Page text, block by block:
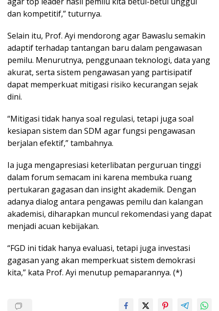
dan kompetitif,” tuturnya.
Selain itu, Prof. Ayi mendorong agar Bawaslu semakin
adaptif terhadap tantangan baru dalam pengawasan
pemilu. Menurutnya, penggunaan teknologi, data yang
akurat, serta sistem pengawasan yang partisipatif
dapat memperkuat mitigasi risiko kecurangan sejak
dini.
“Mitigasi tidak hanya soal regulasi, tetapi juga soal
kesiapan sistem dan SDM agar fungsi pengawasan
berjalan efektif,” tambahnya.
Ia juga mengapresiasi keterlibatan perguruan tinggi
dalam forum semacam ini karena membuka ruang
pertukaran gagasan dan insight akademik. Dengan
adanya dialog antara pengawas pemilu dan kalangan
akademisi, diharapkan muncul rekomendasi yang dapat
menjadi acuan kebijakan.
“FGD ini tidak hanya evaluasi, tetapi juga investasi
gagasan yang akan memperkuat sistem demokrasi
kita,” kata Prof. Ayi menutup pemaparannya. (*)